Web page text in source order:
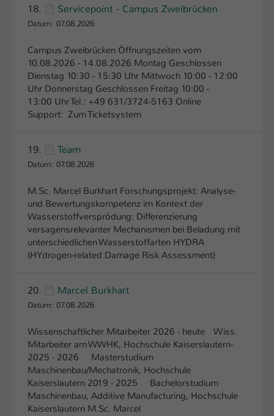
18. Servicepoint - Campus Zweibrücken
Datum: 07.08.2026
Campus Zweibrücken Öffnungszeiten vom
10.08.2026 - 14.08.2026 Montag Geschlossen
Dienstag 10:30 - 15:30 Uhr Mittwoch 10:00 - 12:00
Uhr Donnerstag Geschlossen Freitag 10:00 -
13:00 Uhr Tel.: +49 631/3724-5163 Online
Support: Zum Ticketsystem
19. Team
Datum: 07.08.2026
M.Sc. Marcel Burkhart Forschungsprojekt: Analyse-
und Bewertungskompetenz im Kontext der
Wasserstoffversprödung: Differenzierung
versagensrelevanter Mechanismen bei Beladung mit
unterschiedlichen Wasserstoffarten HYDRA
(HYdrogen-related Damage Risk Assessment)
20. Marcel Burkhart
Datum: 07.08.2026
Wissenschaftlicher Mitarbeiter 2026 - heute Wiss.
Mitarbeiter am WWHK, Hochschule Kaiserslautern­
2025 - 2026 Masterstudium
Maschinenbau/Mechatronik, Hochschule
Kaiserslautern 2019 - 2025 Bachelorstudium
Maschinenbau, Additive Manufacturing, Hochschule
Kaiserslautern M.Sc. Marcel